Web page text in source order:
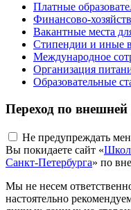
Платные
Финансово-
Вакантные места
Стипендии и иные
Международное
Организация
Образовательные
Переход по внешней
Не предупреждать
Вы покидаете сайт «
Санкт-Петербурга» по
Мы не несем
настоятельно